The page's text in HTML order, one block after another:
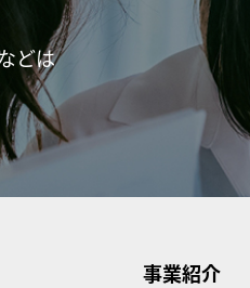
どは
事業紹介